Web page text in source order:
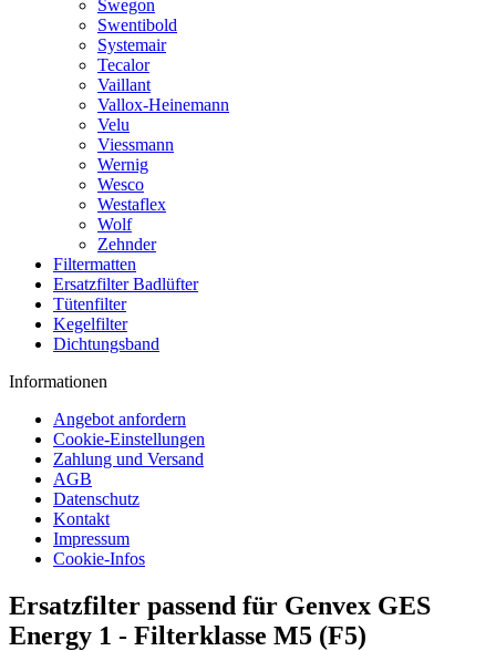
Swegon
Swentibold
Systemair
Tecalor
Vaillant
Vallox-Heinemann
Velu
Viessmann
Wernig
Wesco
Westaflex
Wolf
Zehnder
Filtermatten
Ersatzfilter Badlüfter
Tütenfilter
Kegelfilter
Dichtungsband
Informationen
Angebot anfordern
Cookie-Einstellungen
Zahlung und Versand
AGB
Datenschutz
Kontakt
Impressum
Cookie-Infos
Ersatzfilter passend für Genvex GES
Energy 1 - Filterklasse M5 (F5)